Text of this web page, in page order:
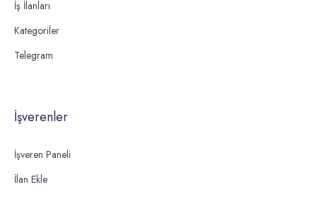
İş İlanları
Kategoriler
Telegram
İşverenler
İşveren Paneli
İlan Ekle